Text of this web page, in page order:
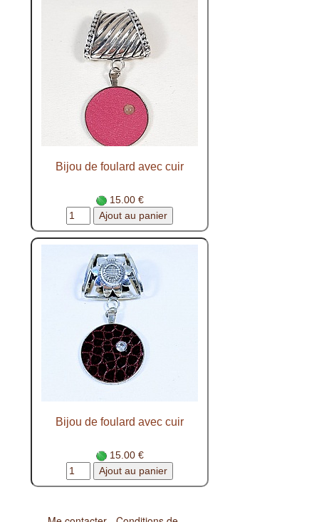
Bijou de foulard avec cuir
15.00 €
Bijou de foulard avec cuir
15.00 €